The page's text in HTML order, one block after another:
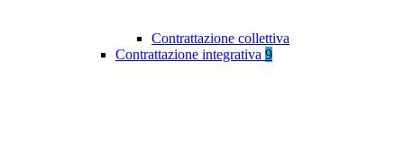
Contrattazione collettiva
Contrattazione integrativa 9